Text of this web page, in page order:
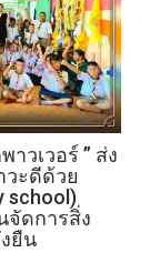
าวเวอร์ ” ส่ง
วะดีด้วย
school)
จัดการสิ่ง
ยืน